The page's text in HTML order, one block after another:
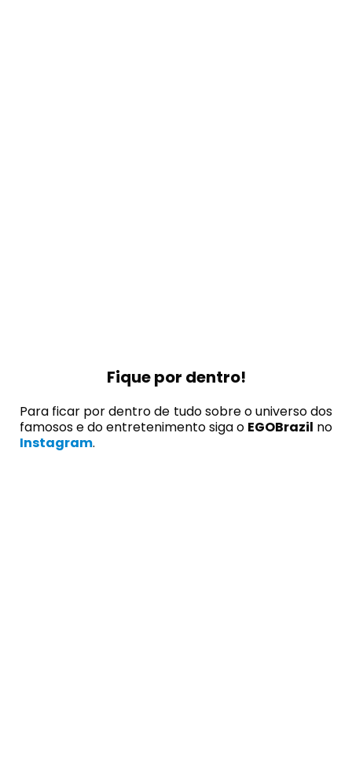
Fique por dentro!
Para ficar por dentro de tudo sobre o universo dos
famosos e do entretenimento siga o EGOBrazil no
Instagram.